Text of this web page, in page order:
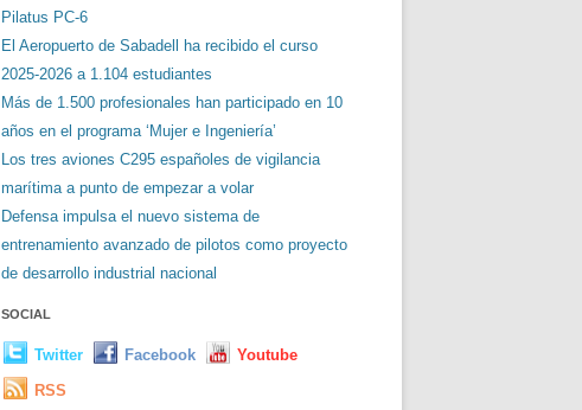
Pilatus PC-6
El Aeropuerto de Sabadell ha recibido el curso
2025-2026 a 1.104 estudiantes
Más de 1.500 profesionales han participado en 10
años en el programa ‘Mujer e Ingeniería’
Los tres aviones C295 españoles de vigilancia
marítima a punto de empezar a volar
Defensa impulsa el nuevo sistema de
entrenamiento avanzado de pilotos como proyecto
de desarrollo industrial nacional
SOCIAL
Twitter Facebook
Youtube
RSS